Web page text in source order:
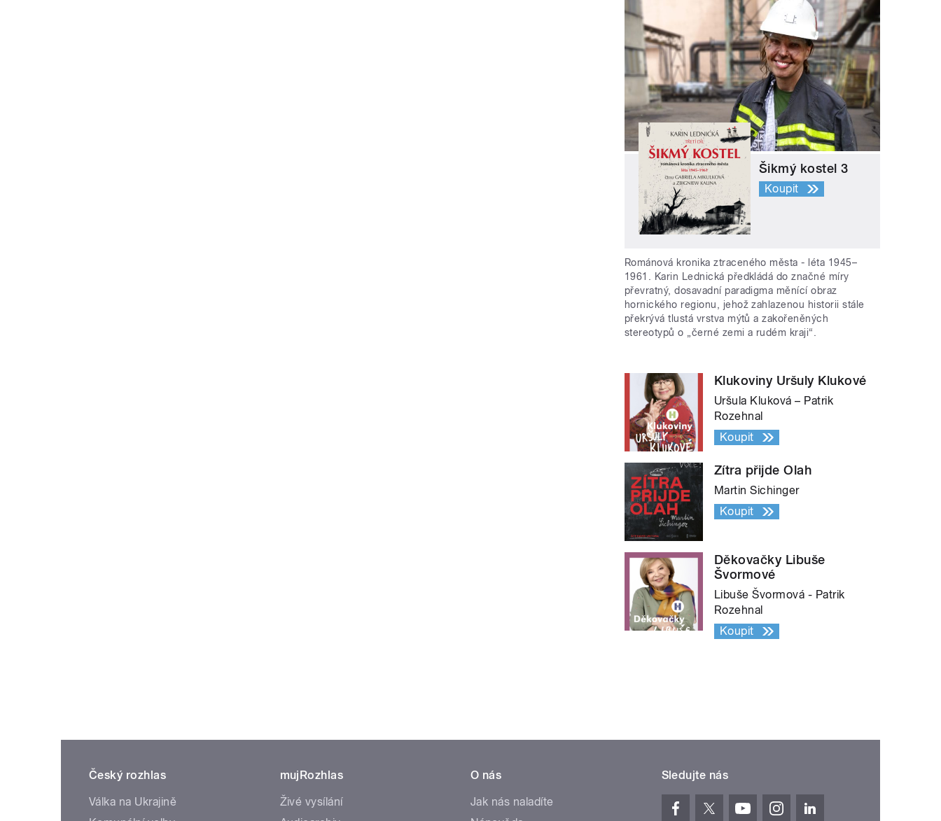
Šikmý kostel 3
Koupit
Románová kronika ztraceného města - léta 1945–
1961. Karin Lednická předkládá do značné míry
převratný, dosavadní paradigma měnící obraz
hornického regionu, jehož zahlazenou historii stále
překrývá tlustá vrstva mýtů a zakořeněných
stereotypů o „černé zemi a rudém kraji“.
Klukoviny Uršuly Klukové
Uršula Kluková – Patrik
Rozehnal
Koupit
Zítra přijde Olah
Martin Sichinger
Koupit
Děkovačky Libuše
Švormové
Libuše Švormová - Patrik
Rozehnal
Koupit
Český rozhlas
Válka na Ukrajině
mujRozhlas
Živé vysílání
O nás
Jak nás naladíte
Sledujte nás